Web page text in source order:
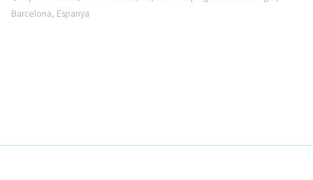
Barcelona, Espanya